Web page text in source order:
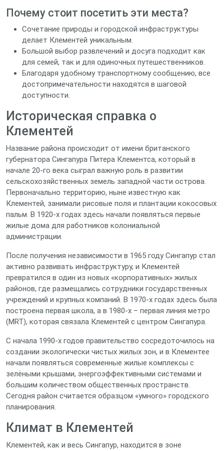
Почему стоит посетить эти места?
Сочетание природы и городской инфраструктуры
делает Клементей уникальным.
Большой выбор развлечений и досуга подходит как
для семей, так и для одиночных путешественников.
Благодаря удобному транспортному сообщению, все
достопримечательности находятся в шаговой
доступности.
Историческая справка о
Клементей
Название района происходит от имени британского
губернатора Сингапура Питера Клементса, который в
начале 20‑го века сыграл важную роль в развитии
сельскохозяйственных земель западной части острова.
Первоначально территорию, ныне известную как
Клементей, занимали рисовые поля и плантации кокосовых
пальм. В 1920‑х годах здесь начали появляться первые
жилые дома для работников колониальной
администрации.
После получения независимости в 1965 году Сингапур стал
активно развивать инфраструктуру, и Клементей
превратился в один из новых «корпоративных» жилых
районов, где размещались сотрудники государственных
учреждений и крупных компаний. В 1970‑х годах здесь была
построена первая школа, а в 1980‑х – первая линия метро
(MRT), которая связала Клементей с центром Сингапура.
С начала 1990‑х годов правительство сосредоточилось на
создании экологически чистых жилых зон, и в Клементее
начали появляться современные жилые комплексы с
зелёными крышами, энергоэффективными системами и
большим количеством общественных пространств.
Сегодня район считается образцом «умного» городского
планирования.
Климат в Клементей
Клементей, как и весь Сингапур, находится в зоне